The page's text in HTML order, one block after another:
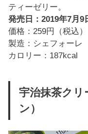
ティーゼリー。
発売日：2019年7月9
価格：259円（税込）
製造：シェフォーレ
カロリー：187kcal
宇治抹茶ク
ン）